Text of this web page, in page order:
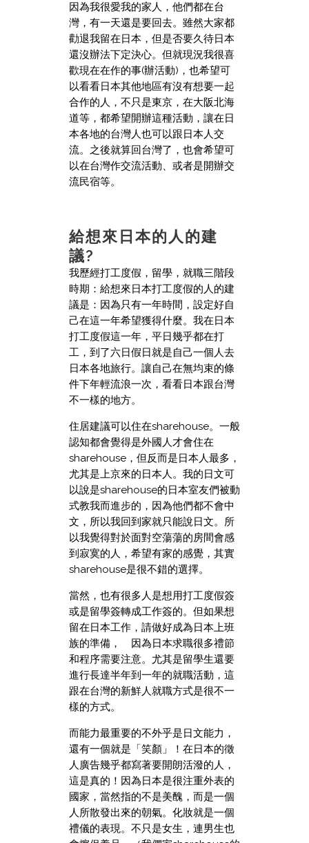
因為我很愛我的家人，他們都在台
灣，有一天還是要回去。雖然大家都
勸退我留在日本，但是否要久待日本
還沒辦法下定決心。但就現況我很喜
歡現在在作的事(辦活動)，也希望可
以看看日本其他地區有沒有想要一起
合作的人，不只是東京，在大阪北海
道等，都希望開辦這種活動，讓在日
本各地的台灣人也可以跟日本人交
流。之後就算回台灣了，也會希望可
以在台灣作交流活動、或者是開辦交
流民宿等。
給想來日本的人的建
議?
我歷經打工度假，留學，就職三階段
時期：給想來日本打工度假的人的建
議是：因為只有一年時間，設定好自
己在這一年希望獲得什麼。我在日本
打工度假這一年，平日幾乎都在打
工，到了六日假日就是自己一個人去
日本各地旅行。讓自己在無均束的條
件下年輕流浪一次，看看日本跟台灣
不一樣的地方。
住居建議可以住在sharehouse。一般
認知都會覺得是外國人才會住在
sharehouse，但反而是日本人最多，
尤其是上京來的日本人。我的日文可
以說是sharehouse的日本室友們被動
式教我而進步的，因為他們都不會中
文，所以我回到家就只能說日文。所
以我覺得對於面對空蕩蕩的房間會感
到寂寞的人，希望有家的感覺，其實
sharehouse是很不錯的選擇。
當然，也有很多人是想用打工度假簽
或是留學簽轉成工作簽的。但如果想
留在日本工作，請做好成為日本上班
族的準備， 因為日本求職很多禮節
和程序需要注意。尤其是留學生還要
進行長達半年到一年的就職活動，這
跟在台灣的新鮮人就職方式是很不一
樣的方式。
而能力最重要的不外乎是日文能力，
還有一個就是「笑顏」！在日本的徵
人廣告幾乎都寫著要開朗活潑的人，
這是真的！因為日本是很注重外表的
國家，當然指的不是美醜，而是一個
人所散發出來的朝氣。化妝就是一個
禮儀的表現。不只是女生，連男生也